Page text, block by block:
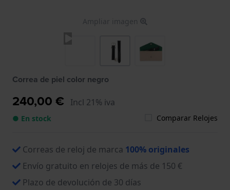
Ampliar imagen
Correa de piel color negro
240,00 € Incl 21% iva
● En stock Comparar Relojes
Correas de reloj de marca 100% originales
Envío gratuito en relojes de más de 150 €
Plazo de devolución de 30 días